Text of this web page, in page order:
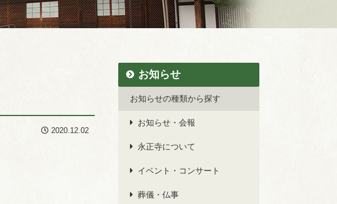
2020.12.02
お知らせ
お知らせの種類から探す
お知らせ・会報
永正寺について
イベント・コンサート
葬儀・仏事